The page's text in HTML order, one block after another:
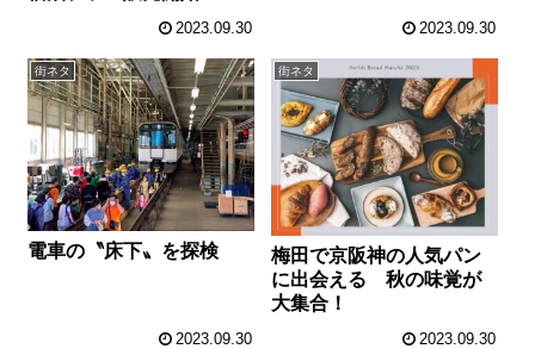
2023.09.30 2023.09.30
街ネタ
電車の〝床下〟を探検
2023.09.30
街ネタ
梅田で京阪神の人気パン
に出会える 秋の味覚が
大集合！
2023.09.30